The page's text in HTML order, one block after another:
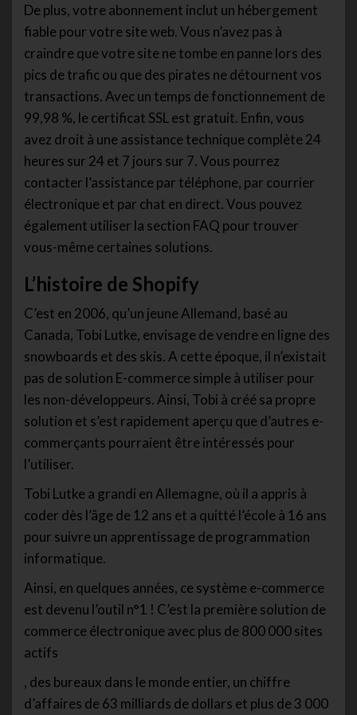
De plus, votre abonnement inclut un hébergement
fiable pour votre site web. Vous n’avez pas à
craindre que votre site ne tombe en panne lors des
pics de trafic ou que des pirates ne détournent vos
transactions. Avec un temps de fonctionnement de
99,98 %, le certificat SSL est gratuit. Enfin, vous
avez droit à une assistance technique complète 24
heures sur 24 et 7 jours sur 7. Vous pourrez
contacter l’assistance par téléphone, par courrier
électronique et par chat en direct. Vous pouvez
également utiliser la section FAQ pour trouver
vous-même certaines solutions.
L’histoire de Shopify
C’est en 2006, qu’un jeune Allemand, basé au
Canada, Tobi Lutke, envisage de vendre en ligne des
snowboards et des skis. A cette époque, il n’existait
pas de solution E-commerce simple à utiliser pour
les non-développeurs. Ainsi, Tobi à créé sa propre
solution et s’est rapidement aperçu que d’autres e-
commerçants pourraient être intéressés pour
l’utiliser.
Tobi Lutke a grandi en Allemagne, où il a appris à
coder dès l’âge de 12 ans et a quitté l’école à 16 ans
pour suivre un apprentissage de programmation
informatique.
Ainsi, en quelques années, ce système e-commerce
est devenu l’outil n°1 ! C’est la première solution de
commerce électronique avec plus de 800 000 sites
actifs
, des bureaux dans le monde entier, un chiffre
d’affaires de 63 milliards de dollars et plus de 3 000